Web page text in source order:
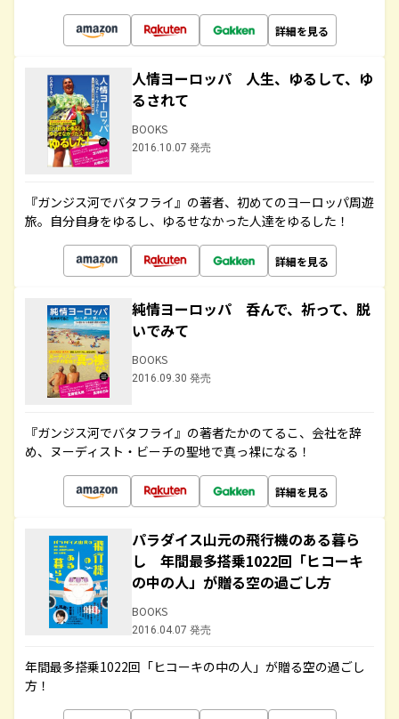
詳細を見る
人情ヨーロッパ 人生、ゆるして、ゆ
るされて
BOOKS
2016.10.07 発売
『ガンジス河でバタフライ』の著者、初めてのヨーロッパ周遊
旅。自分自身をゆるし、ゆるせなかった人達をゆるした！
詳細を見る
純情ヨーロッパ 呑んで、祈って、脱
いでみて
BOOKS
2016.09.30 発売
『ガンジス河でバタフライ』の著者たかのてるこ、会社を辞
め、ヌーディスト・ビーチの聖地で真っ裸になる！
詳細を見る
パラダイス山元の飛行機のある暮ら
し 年間最多搭乗1022回「ヒコーキ
の中の人」が贈る空の過ごし方
BOOKS
2016.04.07 発売
年間最多搭乗1022回「ヒコーキの中の人」が贈る空の過ごし
方！